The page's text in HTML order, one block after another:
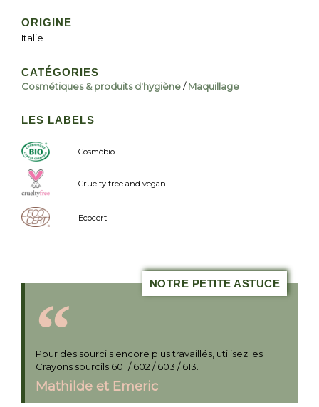
ORIGINE
Italie
CATÉGORIES
Cosmétiques & produits d'hygiène/Maquillage
LES LABELS
Cosmébio
Cruelty free and vegan
Ecocert
Pour des sourcils encore plus travaillés, utilisez les
Crayons sourcils 601 / 602 / 603 / 613.
Mathilde et Emeric
NOTRE PETITE ASTUCE